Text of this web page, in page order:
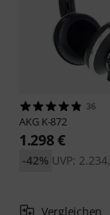
36
AKG K-872
1.298 €
UVP:
-42%
Vergleichen